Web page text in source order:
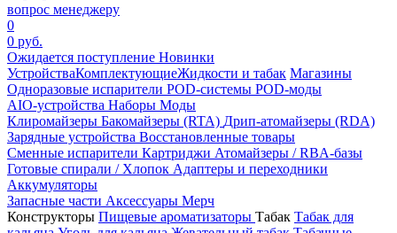
вопрос менеджеру
0
0 руб.
Ожидается поступление Новинки
УстройстваКомплектующиеЖидкости и табак Магазины
Одноразовые испарители POD-системы POD-моды
AIO-устройства Наборы Моды
Клиромайзеры Бакомайзеры (RTA) Дрип-атомайзеры (RDA)
Зарядные устройства Восстановленные товары
Сменные испарители Картриджи Атомайзеры / RBA-базы
Готовые спирали / Хлопок Адаптеры и переходники
Аккумуляторы
Запасные части Аксессуары Мерч
Конструкторы Пищевые ароматизаторы Табак Табак для